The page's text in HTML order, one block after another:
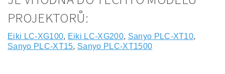
PROJEKTORŮ:
Eiki LC-XG100, Eiki LC-XG200, Sanyo PLC-XT10,
Sanyo PLC-XT15, Sanyo PLC-XT1500